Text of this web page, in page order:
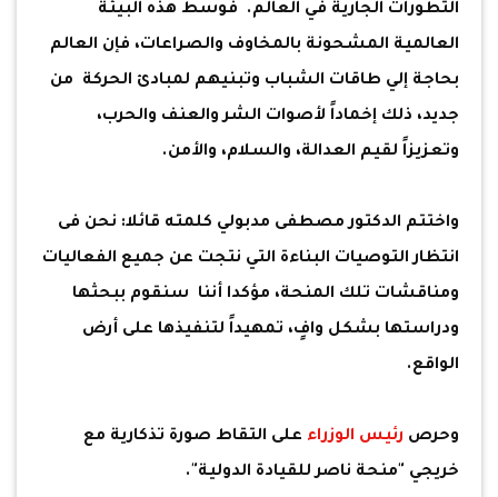
التطورات الجارية في العالم. فوسط هذه البيئة
العالمية المشحونة بالمخاوف والصراعات، فإن العالم
بحاجة إلي طاقات الشباب وتبنيهم لمبادئ الحركة من
جديد، ذلك إخماداً لأصوات الشر والعنف والحرب،
وتعزيزاً لقيم العدالة، والسلام، والأمن.
واختتم الدكتور مصطفى مدبولي كلمته قائلا: نحن فى
انتظار التوصيات البناءة التي نتجت عن جميع الفعاليات
ومناقشات تلك المنحة، مؤكدا أننا سنقوم ببحثها
ودراستها بشكل وافٍ، تمهيداً لتنفيذها على أرض
الواقع.
وحرص رئيس الوزراء على التقاط صورة تذكارية مع
خريجي "منحة ناصر للقيادة الدولية".